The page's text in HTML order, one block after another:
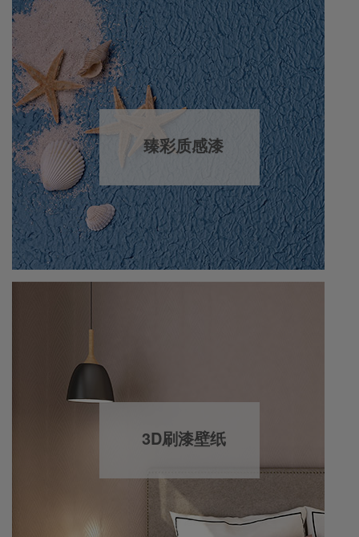
臻彩质感漆
3D刷漆壁纸